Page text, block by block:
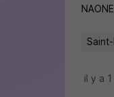
il y a